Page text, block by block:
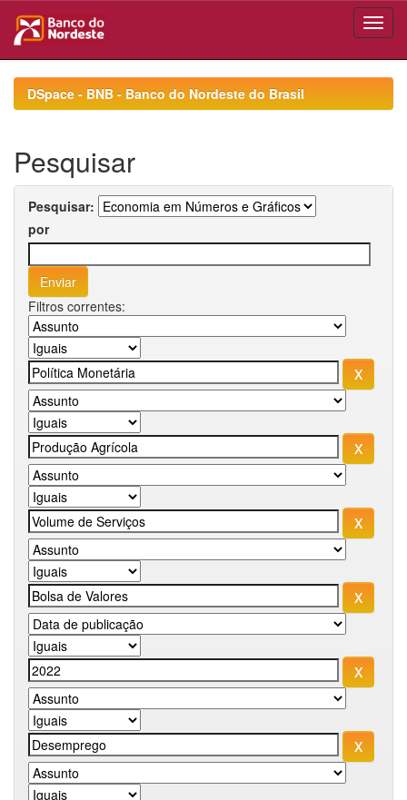
navigationDSpace - BNB - Banco do Nordeste do Brasil
Pesquisar
Pesquisar:
por
Filtros correntes: